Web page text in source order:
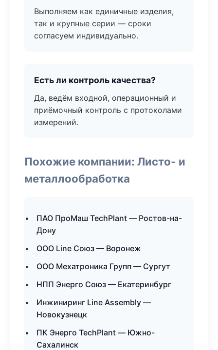
Выполняем как единичные изделия,
так и крупные серии — сроки
согласуем индивидуально.
Есть ли контроль качества?
Да, ведём входной, операционный и
приёмочный контроль с протоколами
измерений.
Похожие компании: Листо- и
металлообработка
ПАО ПроМаш TechPlant — Ростов-на-
Дону
ООО Line Союз — Воронеж
ООО Мехатроника Групп — Сургут
НПП Энерго Союз — Екатеринбург
Инжиниринг Line Assembly —
Новокузнецк
ПК Энерго TechPlant — Южно-
Сахалинск